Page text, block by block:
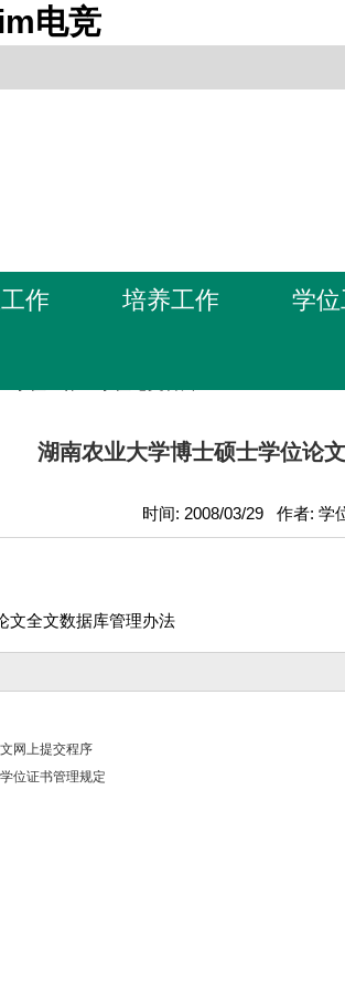
电竞
作 培养工作 学
湖南农业大学博士硕士学位论
时间: 2008/03/29 作者: 学
文全文数据库管理办法
网上提交程序
位证书管理规定